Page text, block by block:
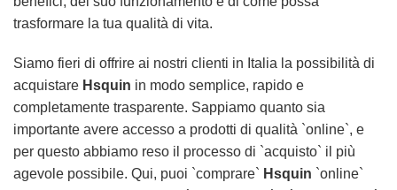
trasformare la tua qualità di vita.
Siamo fieri di offrire ai nostri clienti in Italia la possibilità di
acquistare Hsquin in modo semplice, rapido e
completamente trasparente. Sappiamo quanto sia
importante avere accesso a prodotti di qualità `online`, e
per questo abbiamo reso il processo di `acquisto` il più
agevole possibile. Qui, puoi `comprare` Hsquin `online`